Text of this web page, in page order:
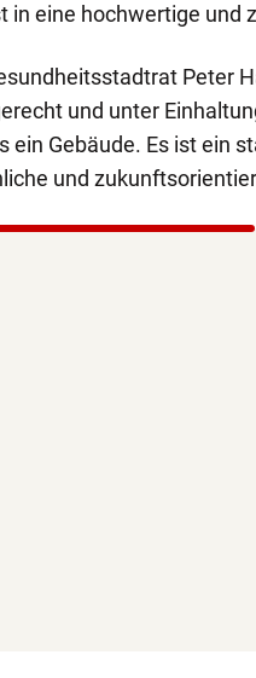
in eine hochwertige und
Peter
und unter
ein Gebäude. Es ist ein
und